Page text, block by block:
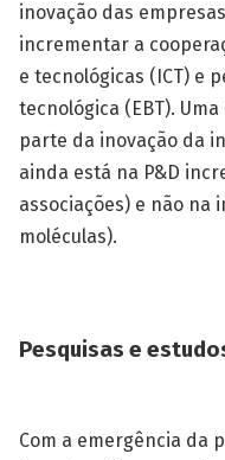
inovação das
incrementar a
e tecnológicas (ICT) e
tecnológica (EBT).
parte da inovação da
ainda está na P&D
associações) e não na
moléculas).
Pesquisas e
Com a emergência da